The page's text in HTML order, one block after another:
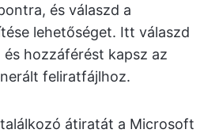
és válaszd a
lehetőséget. Itt válaszd
hozzáférést kapsz az
feliratfájlhoz.
átiratát a Microsoft